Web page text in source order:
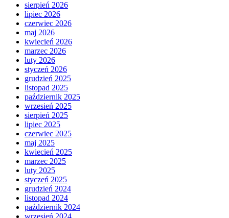
sierpień 2026
lipiec 2026
czerwiec 2026
maj 2026
kwiecień 2026
marzec 2026
luty 2026
styczeń 2026
grudzień 2025
listopad 2025
październik 2025
wrzesień 2025
sierpień 2025
lipiec 2025
czerwiec 2025
maj 2025
kwiecień 2025
marzec 2025
luty 2025
styczeń 2025
grudzień 2024
listopad 2024
październik 2024